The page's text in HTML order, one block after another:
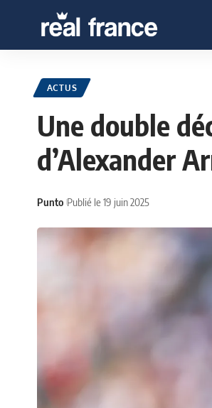
ACTUS
Une double
d’Alexander
Punto Publié le 19 juin 2025